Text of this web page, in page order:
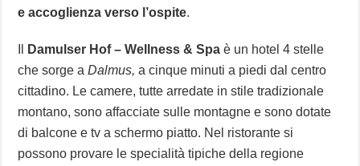
e accoglienza verso l’ospite.
Damulser Hof – Wellness & Spa è un hotel 4 stelle
che sorge aDalmus, a cinque minuti a piedi dal centro
cittadino. Le camere, tutte arredate in stile tradizionale
montano, sono affacciate sulle montagne e sono dotate
di balcone e tv a schermo piatto. Nel ristorante si
possono provare le specialità tipiche della regione